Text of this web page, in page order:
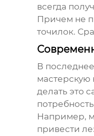
всегда
Причем не
точилок.
В
мастерскую
делать это
Например,
привести